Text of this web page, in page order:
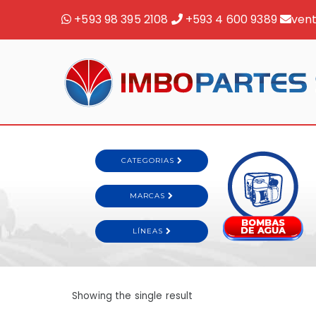
+593 98 395 2108 +593 4 600 9389
Showing the single result